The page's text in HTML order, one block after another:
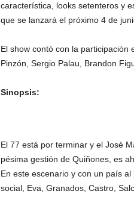
característica, looks setenteros y
que se lanzará el próximo 4 de
El show contó con la participación
Pinzón, Sergio Palau, Brandon
Sinopsis:
El 77 está por terminar y el José
pésima gestión de Quiñones, es
En este escenario y con un país
social, Eva, Granados, Castro,